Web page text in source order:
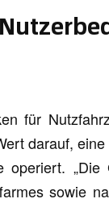
für
darauf,
sowie